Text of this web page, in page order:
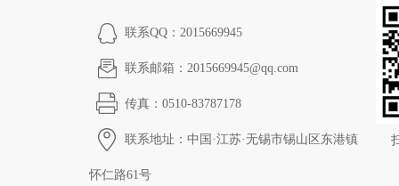
联系QQ：2015669945
联系邮箱：2015669945@qq.com
传真：0510-83787178
联系地址：中国·江苏·无锡市锡山区东港镇
怀仁路61号